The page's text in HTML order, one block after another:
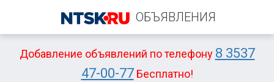
ОБЪЯВЛЕНИЯ
Добавление объявлений по телефону 8 3537
47-00-77Бесплатно!